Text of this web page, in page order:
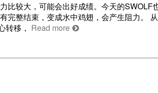
比较大，可能会出好成绩。今天的SWOLF
完整结束，变成水中鸡翅，会产生阻力。
转移， Read more